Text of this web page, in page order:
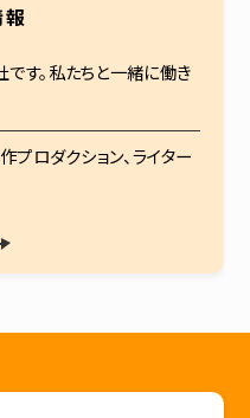
す。私たちと一緒に働き
ロダクション、ライター